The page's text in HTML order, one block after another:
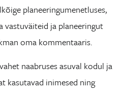
planeeringumenetluses,
vastuväiteid ja planeeringut
oma kommentaaris.
naabruses asuval kodul ja
kasutavad inimesed ning